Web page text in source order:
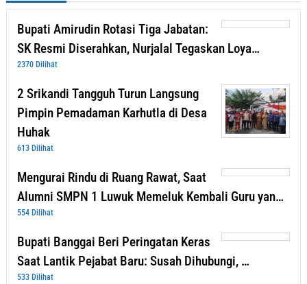
Bupati Amirudin Rotasi Tiga Jabatan:
SK Resmi Diserahkan, Nurjalal Tegaskan Loya…
2370 Dilihat
2 Srikandi Tangguh Turun Langsung
Pimpin Pemadaman Karhutla di Desa
Huhak
613 Dilihat
Mengurai Rindu di Ruang Rawat, Saat
Alumni SMPN 1 Luwuk Memeluk Kembali Guru yan…
554 Dilihat
Bupati Banggai Beri Peringatan Keras
Saat Lantik Pejabat Baru: Susah Dihubungi, …
533 Dilihat